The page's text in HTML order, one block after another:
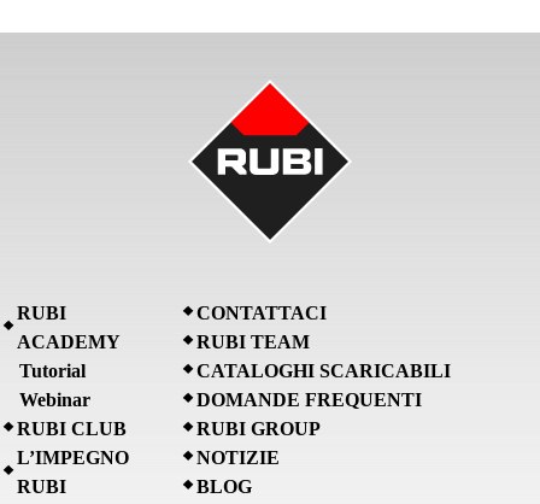
RUBI
ACADEMY
Tutorial
Webinar
RUBI CLUB
L’IMPEGNO
RUBI
CONTATTACI
RUBI TEAM
CATALOGHI SCARICABILI
DOMANDE FREQUENTI
RUBI GROUP
NOTIZIE
BLOG